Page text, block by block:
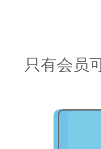
只有会员